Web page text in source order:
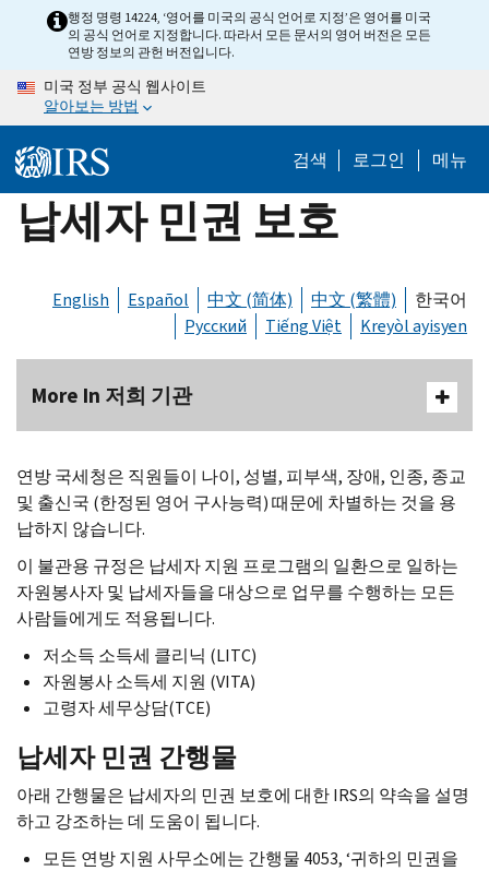
content
행정 명령 14224, ‘영어를 미국의 공식 언어로 지정’은 영어를 미국
의 공식 언어로 지정합니다. 따라서 모든 문서의 영어 버전은 모든
연방 정보의 관헌 버전입니다.
미국 정부 공식 웹사이트
알아보는 방법
검색 로그인 메뉴
납세자 민권 보호
English Español 中文 (简体) 中文 (繁體)
한국어
Русский
Tiếng Việt Kreyòl ayisyen
More In 저희 기관
연방 국세청은 직원들이 나이, 성별, 피부색, 장애, 인종, 종교
및 출신국 (한정된 영어 구사능력) 때문에 차별하는 것을 용
납하지 않습니다.
이 불관용 규정은 납세자 지원 프로그램의 일환으로 일하는
자원봉사자 및 납세자들을 대상으로 업무를 수행하는 모든
사람들에게도 적용됩니다.
저소득 소득세 클리닉 (LITC)
자원봉사 소득세 지원 (VITA)
고령자 세무상담(TCE)
납세자 민권 간행물
아래 간행물은 납세자의 민권 보호에 대한IRS의 약속을 설명
하고 강조하는 데 도움이 됩니다.
모든 연방 지원 사무소에는 간행물 4053, ‘귀하의 민권을